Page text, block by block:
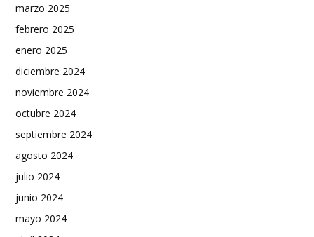
marzo 2025
febrero 2025
enero 2025
diciembre 2024
noviembre 2024
octubre 2024
septiembre 2024
agosto 2024
julio 2024
junio 2024
mayo 2024